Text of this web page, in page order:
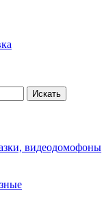
видеодомофоны